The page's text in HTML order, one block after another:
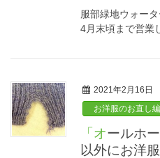
服部緑地ウォー
4月末頃まで営業
2021年2月16日
お洋服のお直し編
「オールホールリペア」は穴を塞ぐ
以外にお洋